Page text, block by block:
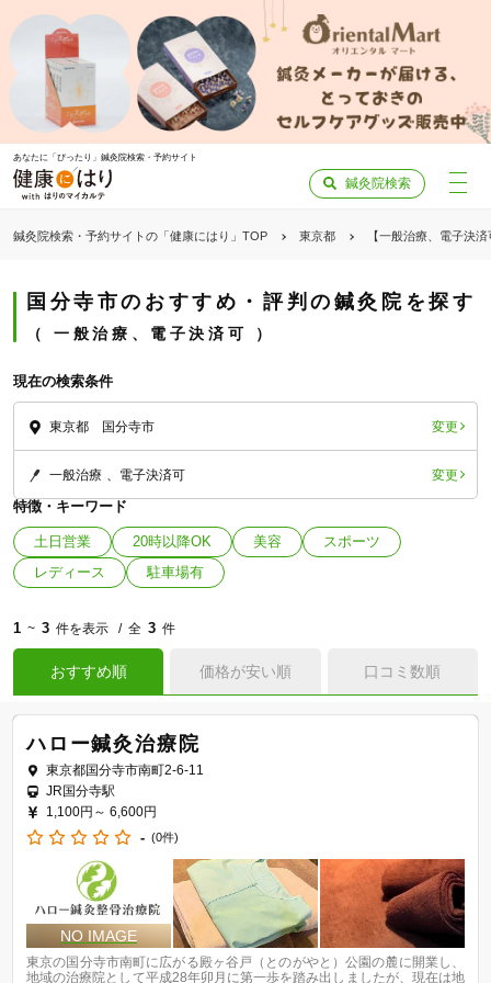
あなたに「ぴったり」鍼灸院検索・予約サイト
鍼灸院検索
鍼灸院検索・予約サイトの「健康にはり」TOP 東京都 【一般治療、電子決
国分寺市のおすすめ・評判の鍼灸院を探す
一般治療、電子決済可
現在の検索条件
東京都 国分寺市 変更
一般治療 電子決済可 変更
特徴・キーワード
土日営業 20時以降OK 美容
スポーツ
レディース
駐車場有
1 ~ 3 件を表示 全 3 件
おすすめ順 価格が安い順 口コミ数順
ハロー鍼灸治療院
東京都国分寺市南町2-6-11
JR国分寺駅
1,100円～ 6,600円
- (0件)
東京の国分寺市南町に広がる殿ヶ谷戸（とのがやと）公園の麓に開業し、
地域の治療院として平成28年卯月に第一歩を踏み出しましたが、現在は地
「健康にはりを見た」